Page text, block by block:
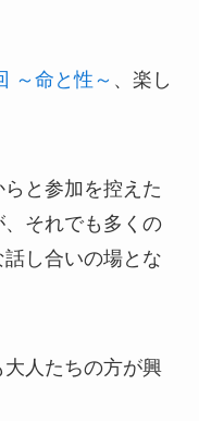
～命と性～ 、楽し
と参加を控えた
それでも多くの
し合いの場とな
人たちの方が興